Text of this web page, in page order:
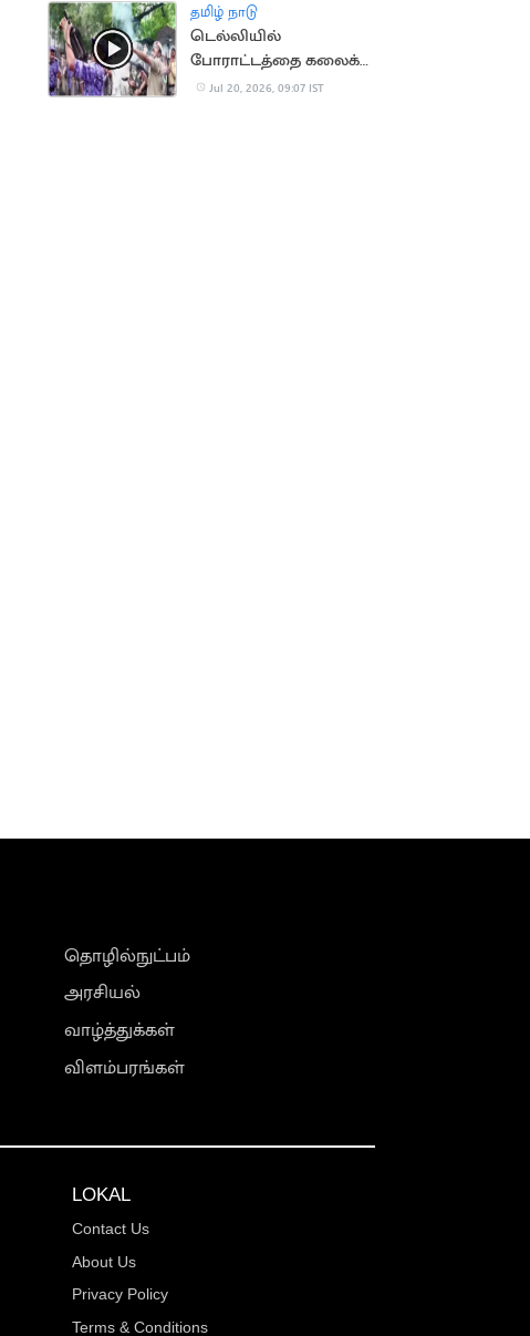
தமிழ் நாடு
டெல்லியில்
போராட்டத்தை கலைக்க
கண்ணீர் புகைகுண்டு
Jul 20, 2026, 09:07 IST
தொழில்நுட்பம்
அரசியல்
வாழ்த்துக்கள்
விளம்பரங்கள்
LOKAL
Contact Us
About Us
Privacy Policy
Terms & Conditions